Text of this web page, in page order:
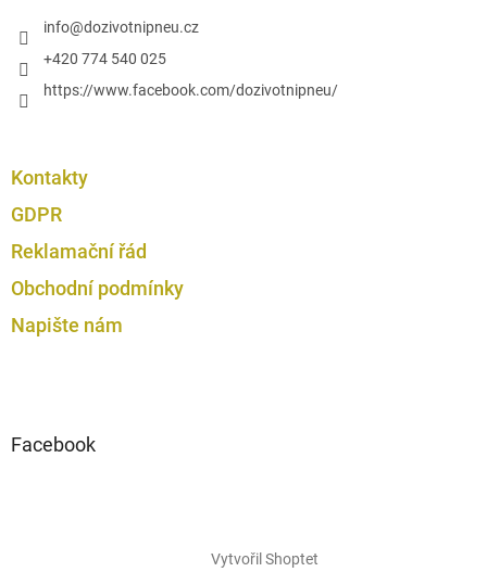
info@dozivotnipneu.cz
+420 774 540 025
https://www.facebook.com/dozivotnipneu/
Kontakty
GDPR
Reklamační řád
Obchodní podmínky
Napište nám
Facebook
Vytvořil Shoptet